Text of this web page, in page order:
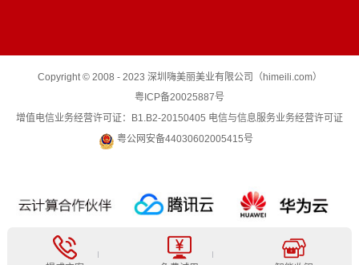
Copyright © 2008 - 2023 深圳嗨美丽美业有限公司（himeili.com）
粤ICP备20025887号
增值电信业务经营许可证：B1.B2-20150405 电信与信息服务业务经营许可证
粤公网安备44030602005415号